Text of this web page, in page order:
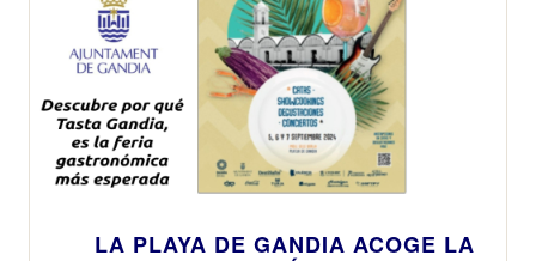
LA PLAYA DE GANDIA ACOGE LA